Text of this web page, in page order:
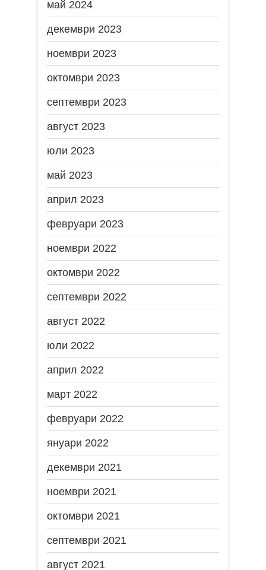
май 2024
декември 2023
ноември 2023
октомври 2023
септември 2023
август 2023
юли 2023
май 2023
април 2023
февруари 2023
ноември 2022
октомври 2022
септември 2022
август 2022
юли 2022
април 2022
март 2022
февруари 2022
януари 2022
декември 2021
ноември 2021
октомври 2021
септември 2021
август 2021